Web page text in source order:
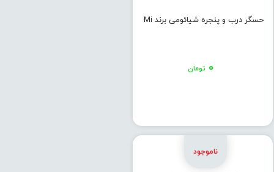
حسگر درب و پنجره شیائومی برند Mi
۰ تومان